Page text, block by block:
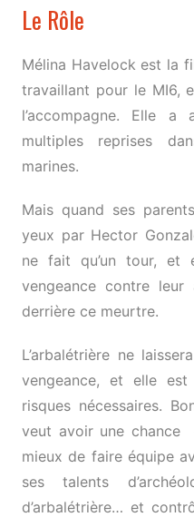
Le Rôle
Mélina Havelock est la
travaillant pour le MI6,
l’accompagne. Elle
multiples reprises
marines.
Mais quand ses
yeux par Hector
ne fait qu’un tour, et
vengeance contre
derrière ce meurtre.
L’arbalétrière ne
vengeance, et elle
risques nécessaires.
veut avoir une chance
mieux de faire équipe
ses talents
d’arbalétrière… et